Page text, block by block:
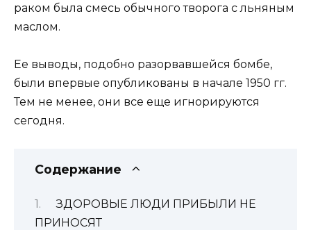
раком была смесь обычного творога с льняным
маслом.
Ее выводы, подобно разорвавшейся бомбе,
были впервые опубликованы в начале 1950 гг.
Тем не менее, они все еще игнорируются
сегодня.
Содержание
ЗДОРОВЫЕ ЛЮДИ ПРИБЫЛИ НЕ
ПРИНОСЯТ